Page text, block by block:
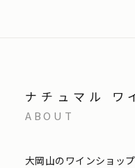
ナチュマル ワ
ABOUT
大岡山のワインショップ